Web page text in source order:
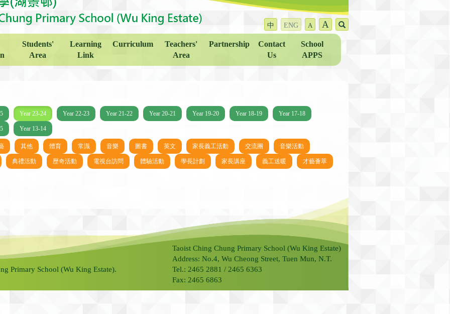
中 ENG A A
Students'
Area
Learning
Link
Curriculum
Teachers'
Area
Partnership
Contact
Us
School
APPS
Year 23-24 Year 22-23 Year 21-22 Year 20-21 Year 19-20 Year 18-19 Year 17-18
Year 13-14
其他 體育 常識 音樂 圖書 英文 家長義工活動 交流團 音樂活動
典禮活動 歷奇活動 電視台訪問 體驗活動 學長計劃 家長講座 義工送暖 才藝薈萃
Taoist Ching Chung Primary School (Wu King Estate)
Address: No.4, Wu Cheong Street, Tuen Mun, N.T.
Tel.: 2465 2881 / 2465 6363
Fax: 2465 6863
Primary School (Wu King Estate).